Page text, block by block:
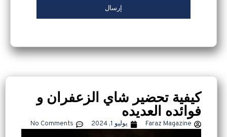
كيفية تحضير شاي الزعفران و
فوائده العدیده
Faraz Magazine يوليو 1, 2024 No Comments